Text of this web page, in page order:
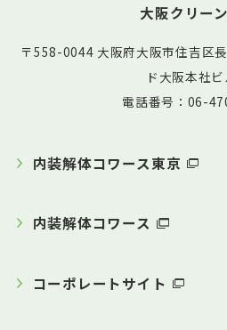
大阪クリー
〒558-0044 大阪府大阪市住吉区
ド大阪本社
電話番号：06-
内装解体コワース東京
内装解体コワース
コーポレートサイト